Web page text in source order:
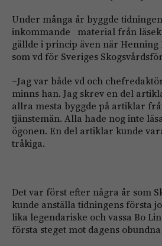
Under många år byggde
inkommande material från
gällde i princip även när
som vd för Sveriges
–Jag var både vd och
minns han. Jag skrev en del
allra mesta byggde på artiklar
tjänstemän. Alla hade nog inte
ögonen. En del artiklar kunde
tråkiga.
Det var först efter några år som
kunde anställa tidningens första
lika legendariske och vassa Bo
första steget mot dagens